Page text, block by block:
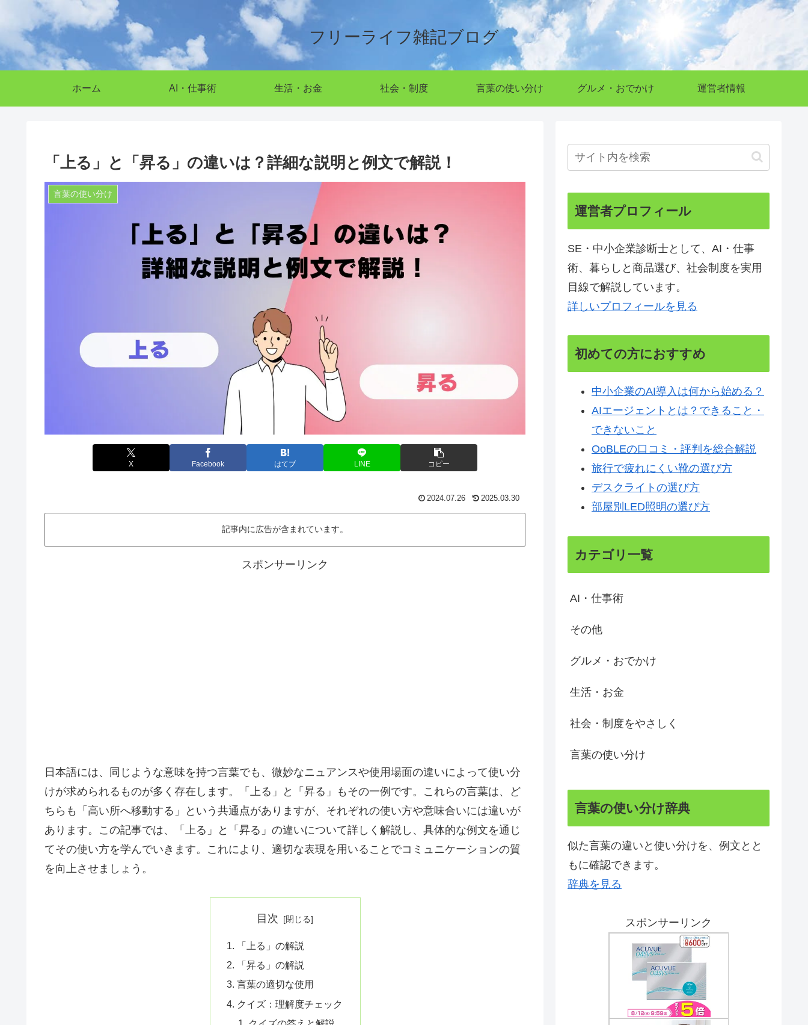
フリーライフ雑記ブログ
ホーム AI・仕事術 生活・お金 社会・制度 言葉の使い分け グルメ・おでかけ 運営者情報
「上る」と「昇る」の違いは？詳細な説明と例文で解説！
言葉の使い分け
X Facebook はてブ LINE コピー
2024.07.26 2025.03.30
記事内に広告が含まれています。
スポンサーリンク
日本語には、同じような意味を持つ言葉でも、微妙なニュアンスや使用場面の違いによって使い分
けが求められるものが多く存在します。「上る」と「昇る」もその一例です。これらの言葉は、ど
ちらも「高い所へ移動する」という共通点がありますが、それぞれの使い方や意味合いには違いが
あります。この記事では、「上る」と「昇る」の違いについて詳しく解説し、具体的な例文を通じ
てその使い方を学んでいきます。これにより、適切な表現を用いることでコミュニケーションの質
を向上させましょう。
目次
「上る」の解説
「昇る」の解説
言葉の適切な使用
クイズ：理解度チェック
運営者プロフィール
SE・中小企業診断士として、AI・仕事
術、暮らしと商品選び、社会制度を実用
目線で解説しています。
詳しいプロフィールを見る
初めての方におすすめ
中小企業のAI導入は何から始める？
AIエージェントとは？できること・
できないこと
OoBLEの口コミ・評判を総合解説
旅行で疲れにくい靴の選び方
デスクライトの選び方
部屋別LED照明の選び方
カテゴリ一覧
AI・仕事術
その他
グルメ・おでかけ
生活・お金
社会・制度をやさしく
言葉の使い分け
言葉の使い分け辞典
似た言葉の違いと使い分けを、例文とと
もに確認できます。
辞典を見る
スポンサーリンク